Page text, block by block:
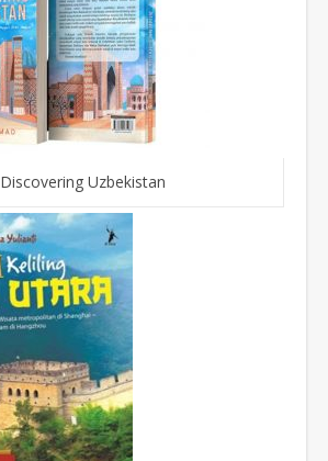
Discovering Uzbekistan